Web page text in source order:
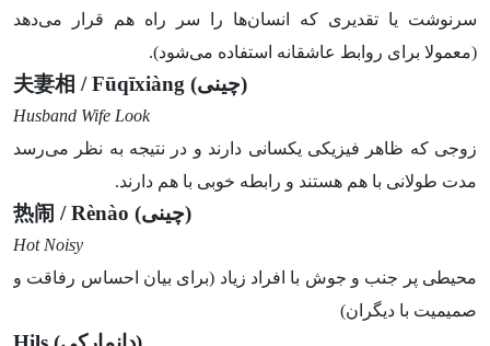
سرنوشت یا تقدیری که انسان‌ها را سر راه هم قرار می‌دهد
(معمولا برای روابط عاشقانه استفاده می‌شود).
夫妻相 / Fūqīxiàng (چینی)
Husband Wife Look
زوجی که ظاهر فیزیکی یکسانی دارند و در نتیجه به نظر می‌رسد
مدت طولانی با هم هستند و رابطه خوبی با هم دارند.
热闹 / Rènào (چینی)
Hot Noisy
محیطی پر جنب و جوش با افراد زیاد (برای بیان احساس رفاقت و
صمیمیت با دیگران)